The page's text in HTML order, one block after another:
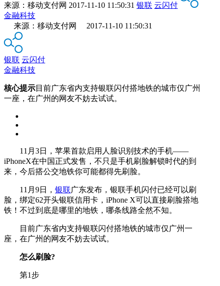
来源： 移动支付网 2017-11-10 11:50:31 银联 云闪付
金融科技
来源：移动支付网 2017-11-10 11:50:31
银联 云闪付
金融科技
核心提示目前广东省内支持银联闪付搭地铁的城市仅广州
一座，在广州的网友不妨去试试。
11月3日，苹果首款启用人脸识别技术的手机——
iPhoneX在中国正式发售，不只是手机刷脸解锁时代的到
来，今后搭公交地铁你可能都得先刷脸。
11月9日， 银联广东发布，银联手机闪付已经可以刷
脸，绑定62开头银联信用卡，iPhone X可以直接刷脸搭地
铁！不过到底是哪里的地铁，哪条线路全然不知。
目前广东省内支持银联闪付搭地铁的城市仅广州一
座，在广州的网友不妨去试试。
怎么刷脸?
第1步